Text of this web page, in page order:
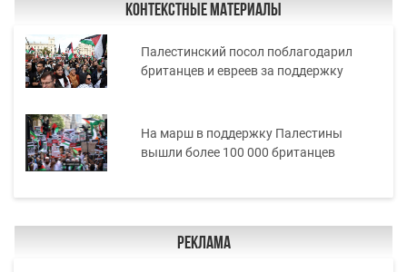
Контекстные материалы
Палестинский посол поблагодарил
британцев и евреев за поддержку
На марш в поддержку Палестины
вышли более 100 000 британцев
Реклама